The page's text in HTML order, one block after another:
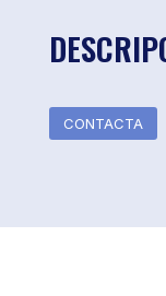
CONTACTA